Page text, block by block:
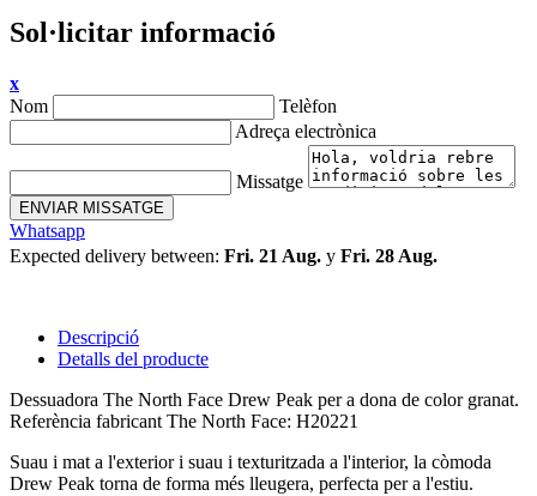
Sol·licitar informació
x
Nom
Telèfon
Adreça electrònica
Missatge
ENVIAR MISSATGE
Whatsapp
Expected delivery between: Fri. 21 Aug. y Fri. 28 Aug.
Descripció
Detalls del producte
Dessuadora The North Face Drew Peak per a dona de color granat.
Referència fabricant The North Face: H20221
Suau i mat a l'exterior i suau i texturitzada a l'interior, la còmoda
Drew Peak torna de forma més lleugera, perfecta per a l'estiu.